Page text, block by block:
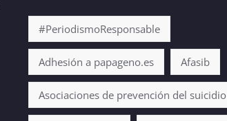
#PeriodismoResponsable
Adhesión a papageno.es Afasib
Asociaciones de prevención del suicidio